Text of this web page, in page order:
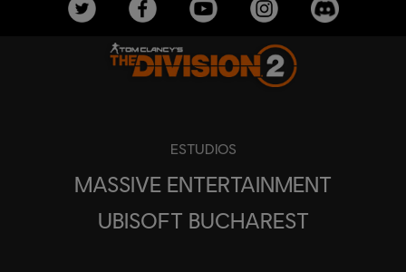
ESTUDIOS
MASSIVE ENTERTAINMENT
UBISOFT BUCHAREST